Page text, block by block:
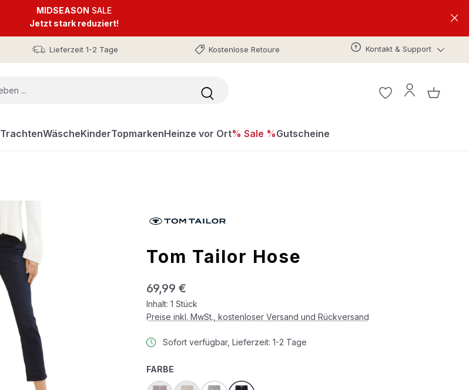
MIDSEASON SALE
Jetzt stark reduziert!
Lieferzeit 1-2 Tage Kostenlose Retoure Kontakt & Support
TrachtenWäscheKinderTopmarkenHeinze vor Ort% Sale %Gutscheine
Tom Tailor Hose
Regulärer Preis:
69,99 €
Inhalt: 1 Stück
Preise inkl. MwSt., kostenloser Versand und Rückversand
Sofort verfügbar, Lieferzeit: 1-2 Tage
FARBEAUSWÄHLEN